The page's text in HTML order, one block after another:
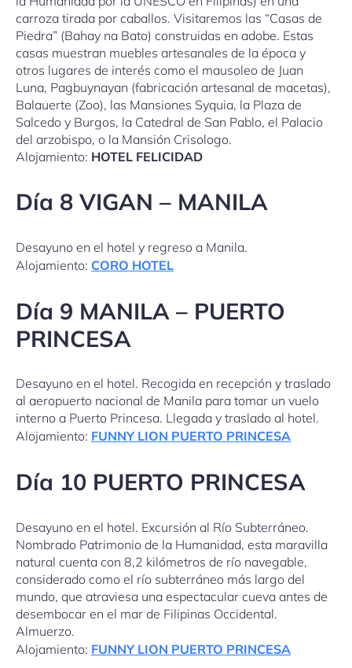
carroza tirada por caballos. Visitaremos las “Casas de
Piedra” (Bahay na Bato) construidas en adobe. Estas
casas muestran muebles artesanales de la época y
otros lugares de interés como el mausoleo de Juan
Luna, Pagbuynayan (fabricación artesanal de macetas),
Balauerte (Zoo), las Mansiones Syquia, la Plaza de
Salcedo y Burgos, la Catedral de San Pablo, el Palacio
del arzobispo, o la Mansión Crisologo.
Alojamiento: HOTEL FELICIDAD
Día 8 VIGAN – MANILA
Desayuno en el hotel y regreso a Manila.
Alojamiento: CORO HOTEL
Día 9 MANILA – PUERTO
PRINCESA
Desayuno en el hotel. Recogida en recepción y traslado
al aeropuerto nacional de Manila para tomar un vuelo
interno a Puerto Princesa. Llegada y traslado al hotel.
Alojamiento: FUNNY LION PUERTO PRINCESA
Día 10 PUERTO PRINCESA
Desayuno en el hotel. Excursión al Río Subterráneo.
Nombrado Patrimonio de la Humanidad, esta maravilla
natural cuenta con 8,2 kilómetros de río navegable,
considerado como el río subterráneo más largo del
mundo, que atraviesa una espectacular cueva antes de
desembocar en el mar de Filipinas Occidental.
Almuerzo.
Alojamiento: FUNNY LION PUERTO PRINCESA